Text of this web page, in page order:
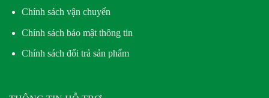
Chính sách vận chuyển
Chính sách bảo mật thông tin
Chính sách đổi trả sản phẩm